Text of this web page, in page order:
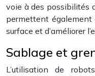
voie à des possibilités
permettent également
surface et d’améliorer
Sablage et
L’utilisation de